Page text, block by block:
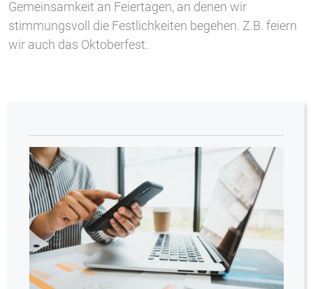
Gemeinsamkeit an Feiertagen, an denen wir
stimmungsvoll die Festlichkeiten begehen. Z.B. feiern
wir auch das Oktoberfest.